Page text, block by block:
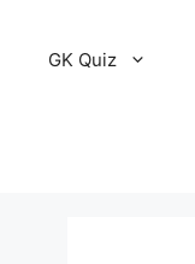
GK Quiz